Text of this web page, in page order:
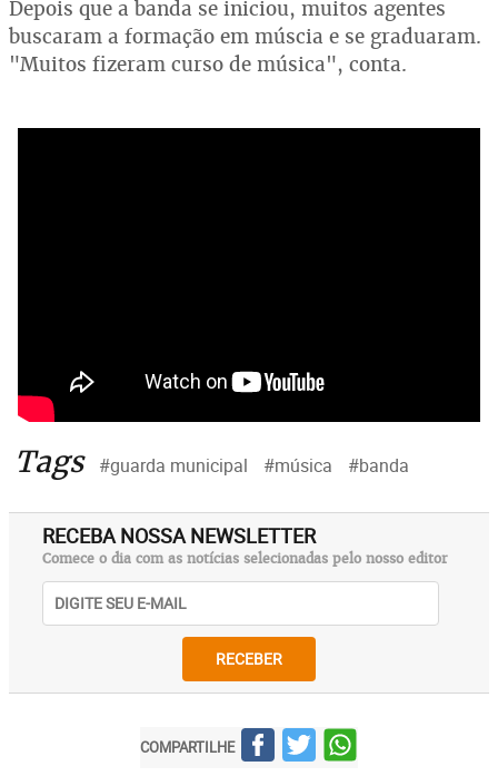
Depois que a banda se iniciou, muitos agentes
buscaram a formação em múscia e se graduaram.
"Muitos fizeram curso de música", conta.
Tags #guarda municipal #música #banda
RECEBA NOSSA NEWSLETTER
Comece o dia com as notícias selecionadas pelo nosso editor
RECEBER
COMPARTILHE